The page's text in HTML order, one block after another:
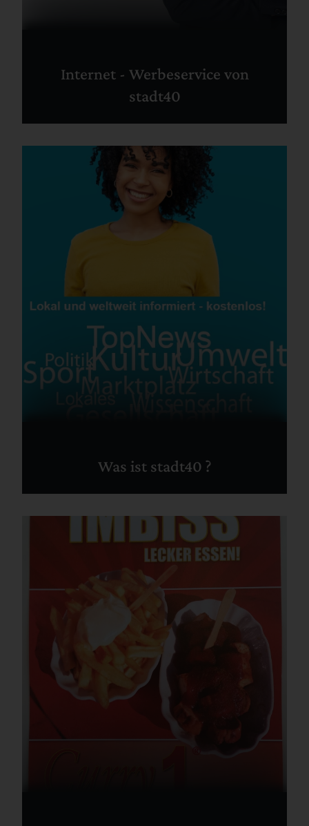
Internet - Werbeservice von
stadt40
Was ist stadt40 ?